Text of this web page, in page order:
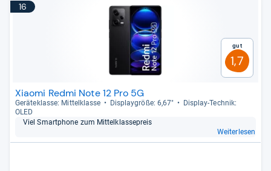
16
Gut
1,7
Xiaomi Redmi Note 12 Pro 5G
Gerä­te­klasse: Mit­tel­klasse Dis­play­größe: 6,67"
Dis­play-​Tech­nik:
OLED
Viel Smart­phone zum Mit­tel­klas­se­preis
Weiterlesen